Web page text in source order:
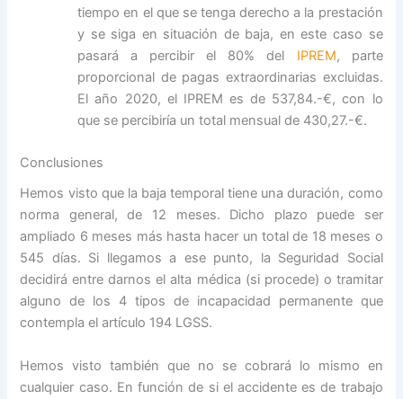
tiempo en el que se tenga derecho a la prestación
y se siga en situación de baja, en este caso se
pasará a percibir el 80% del IPREM, parte
proporcional de pagas extraordinarias excluidas.
El año 2020, el IPREM es de 537,84.-€, con lo
que se percibiría un total mensual de 430,27.-€.
Conclusiones
Hemos visto que la baja temporal tiene una duración, como
norma general, de 12 meses. Dicho plazo puede ser
ampliado 6 meses más hasta hacer un total de 18 meses o
545 días. Si llegamos a ese punto, la Seguridad Social
decidirá entre darnos el alta médica (si procede) o tramitar
alguno de los 4 tipos de incapacidad permanente que
contempla el artículo 194 LGSS.
Hemos visto también que no se cobrará lo mismo en
cualquier caso. En función de si el accidente es de trabajo